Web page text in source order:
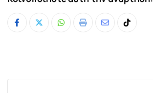
Whatsapp
Print
ShareTiktok